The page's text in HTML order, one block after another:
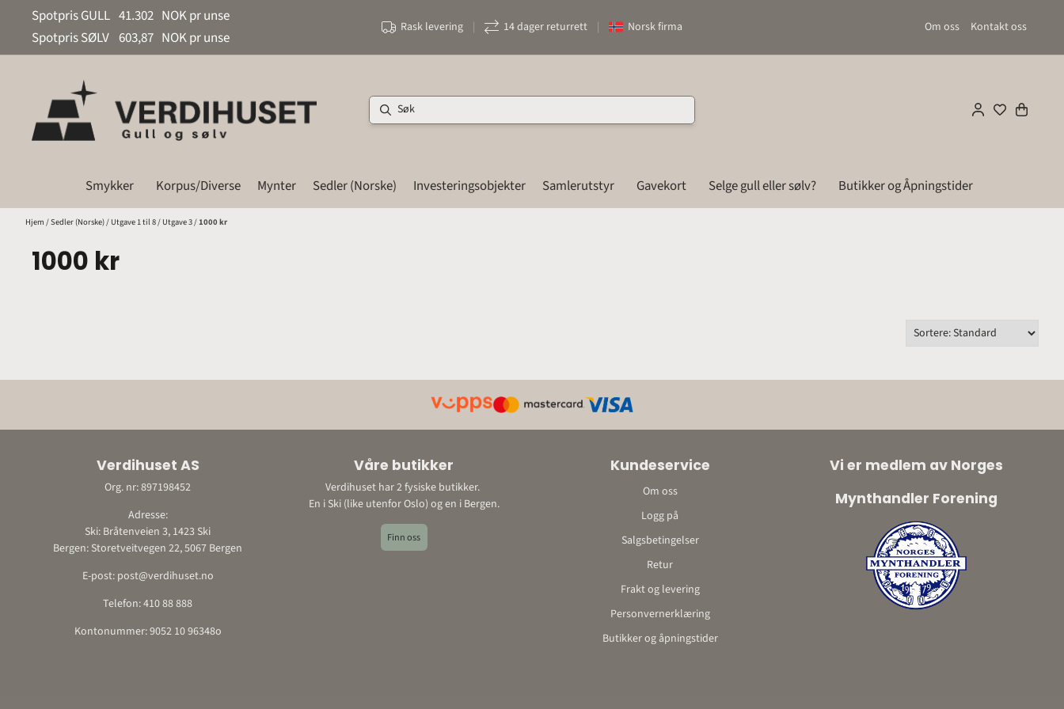
Hopp til innhold
Spotpris GULL 41.302 NOK pr unse
Spotpris SØLV 603,87 NOK pr unse
Rask levering | 14 dager returrett | Norsk firma Om oss Kontakt oss
Smykker Korpus/Diverse Mynter Sedler (Norske) Investeringsobjekter Samlerutstyr Gavekort Selge gull eller sølv? Butikker og Åpningstider
Hjem /Sedler (Norske)/ Utgave 1 til 8/ Utgave 3/1000 kr
1000 kr
Verdihuset AS
Org. nr: 897198452
Adresse:
Ski: Bråtenveien 3, 1423 Ski
Bergen: Storetveitvegen 22, 5067 Bergen
E-post: post@verdihuset.no
Telefon: 410 88 888
Kontonummer: 9052 10 96348o
Våre butikker
Verdihuset har 2 fysiske butikker.
En i Ski (like utenfor Oslo) og en i Bergen.
Finn oss
Kundeservice
Om oss
Logg på
Salgsbetingelser
Retur
Frakt og levering
Personvernerklæring
Butikker og åpningstider
Vi er medlem av Norges
Mynthandler Forening